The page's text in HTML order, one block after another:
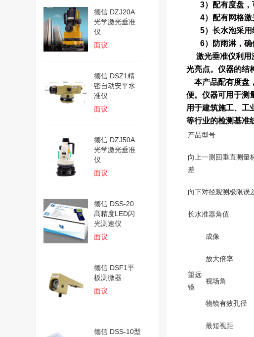
德信 DZJ20A
光学激光垂准
仪
面议
德信 DSZ1精
密自动安平水
准仪
面议
德信 DZJ50A
光学激光垂准
仪
面议
德信 DSS-20
高精度LED闪
光测速仪
面议
德信 DSF1平
板测微器
面议
德信 DSS-10型
3）配有度盘，
4）配有网格激
5）长水泡采用
6）防雨淋，确
激光垂准仪利用
光亮点。仪器的结
本产品配有度盘
便。仪器可用于测
用于建筑施工、工
等行业的检测基准
产品型号
向上一测回垂直测量
差
向下对径观测极限误
长水准器角值
望远
镜
成像
放大倍率
视场角
物镜有效孔径
最短视距